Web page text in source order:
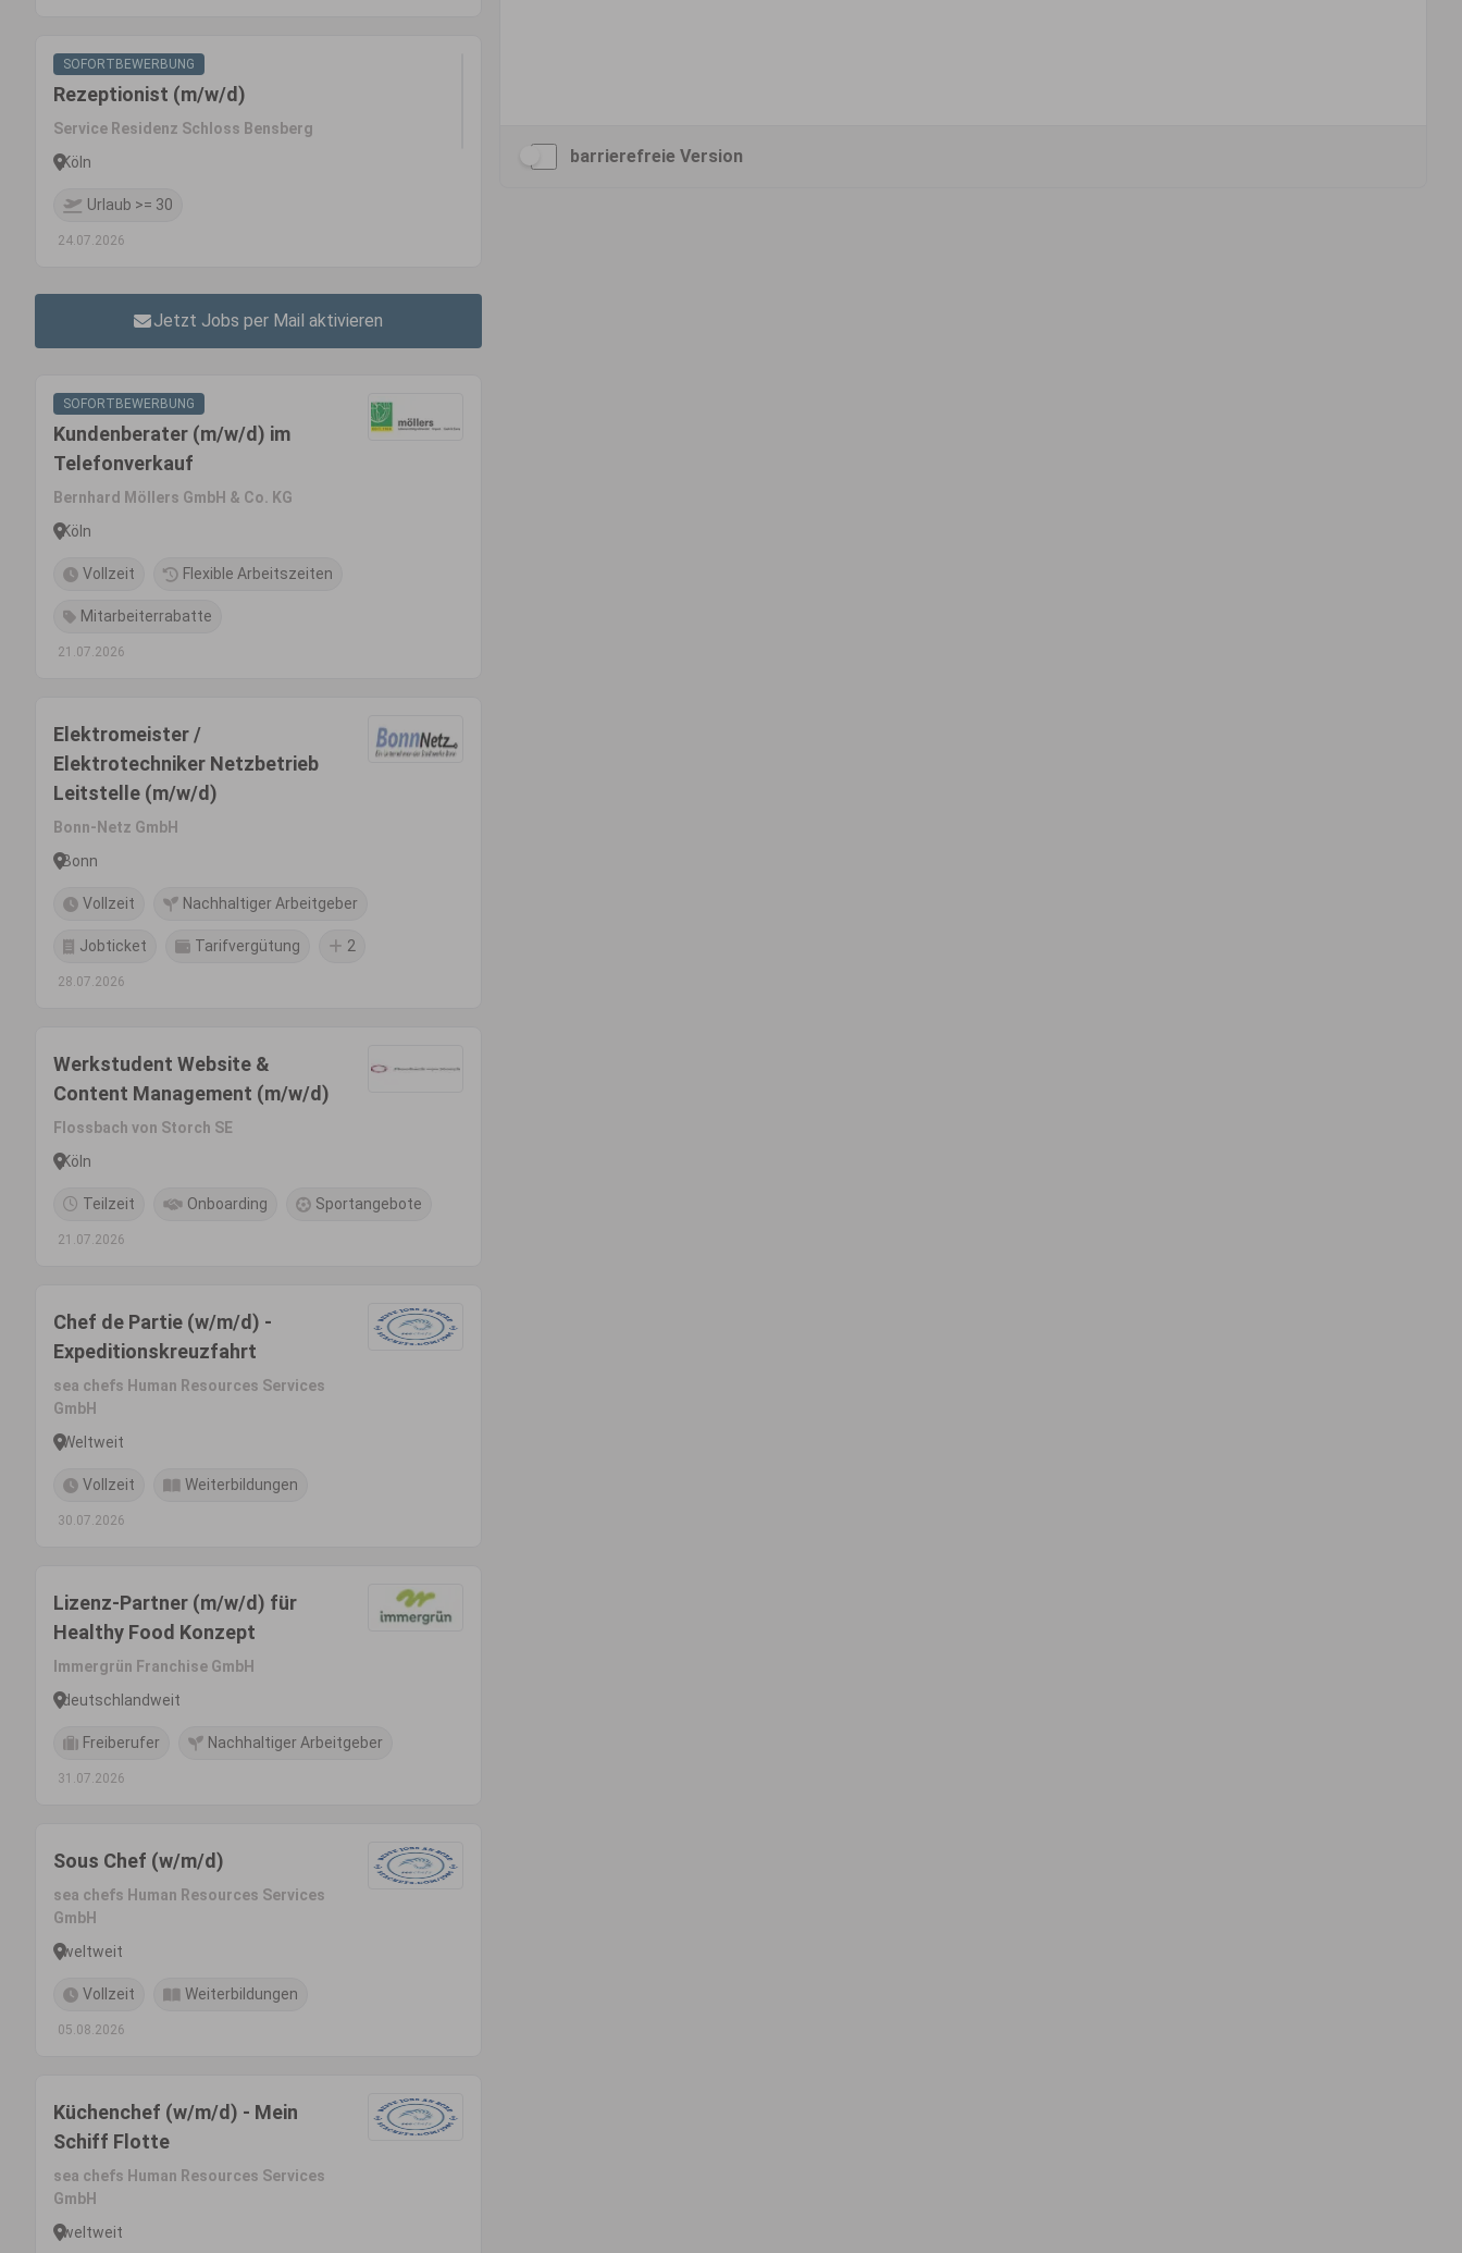
SOFORTBEWERBUNG
Rezeptionist (m/w/d)
Service Residenz Schloss Bensberg
Köln
Urlaub >= 30
24.07.2026
Jetzt Jobs per Mail aktivieren
SOFORTBEWERBUNG
Kundenberater (m/w/d) im
Telefonverkauf
Bernhard Möllers GmbH & Co. KG
Köln
Vollzeit Flexible Arbeitszeiten
Mitarbeiterrabatte
21.07.2026
Elektromeister /
Elektrotechniker Netzbetrieb
Leitstelle (m/w/d)
Bonn-Netz GmbH
Bonn
Vollzeit Nachhaltiger Arbeitgeber
Jobticket Tarifvergütung 2
28.07.2026
Werkstudent Website &
Content Management (m/w/d)
Flossbach von Storch SE
Köln
Teilzeit Onboarding Sportangebote
21.07.2026
Chef de Partie (w/m/d) -
Expeditionskreuzfahrt
sea chefs Human Resources Services
GmbH
Weltweit
Vollzeit Weiterbildungen
30.07.2026
Lizenz-Partner (m/w/d) für
Healthy Food Konzept
Immergrün Franchise GmbH
deutschlandweit
Freiberufer Nachhaltiger Arbeitgeber
31.07.2026
Sous Chef (w/m/d)
sea chefs Human Resources Services
GmbH
weltweit
Vollzeit Weiterbildungen
05.08.2026
Küchenchef (w/m/d) - Mein
Schiff Flotte
sea chefs Human Resources Services
GmbH
weltweit
barrierefreie Version